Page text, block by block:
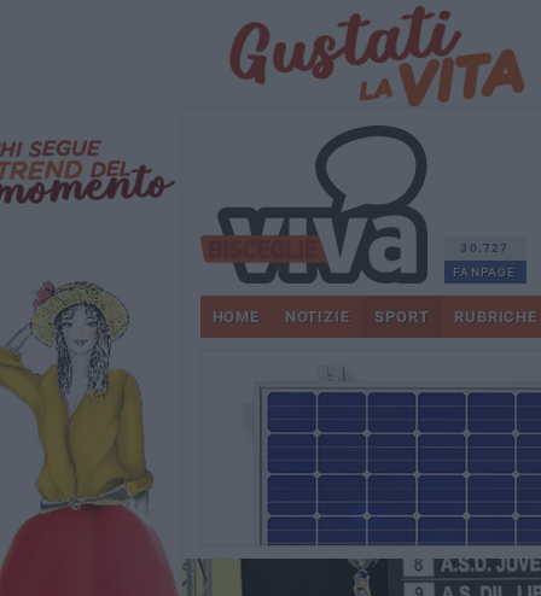
30.727
FANPAGE
HOME NOTIZIE SPORT RUBRICHE